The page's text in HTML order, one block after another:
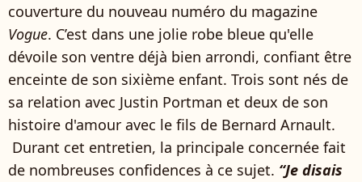
couverture du nouveau numéro du magazine
Vogue. C’est dans une jolie robe bleue qu'elle
dévoile son ventre déjà bien arrondi, confiant être
enceinte de son sixième enfant. Trois sont nés de
sa relation avec Justin Portman et deux de son
histoire d'amour avec le fils de Bernard Arnault.
Durant cet entretien, la principale concernée fait
de nombreuses confidences à ce sujet. “Je disais